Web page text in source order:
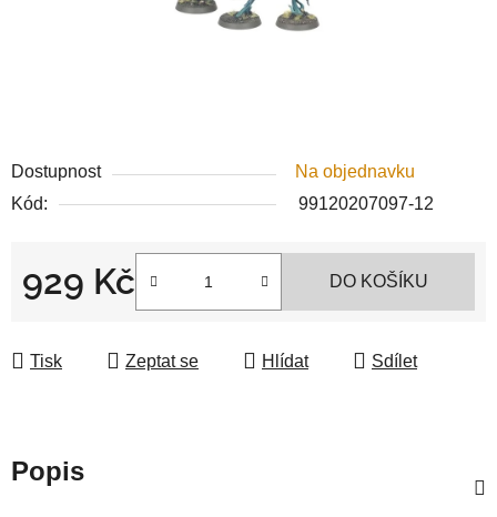
Dostupnost
Na objednavku
Kód:
99120207097-12
929 Kč DO KOŠÍKU
Tisk Zeptat se Hlídat Sdílet
Popis